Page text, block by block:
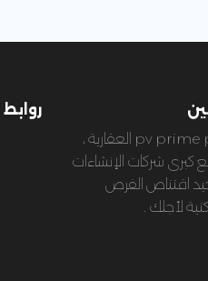
شركة pv prime property العقارية ،
كبرى شركات الإنشاءات
اقتناص الفرص
لأجلك .